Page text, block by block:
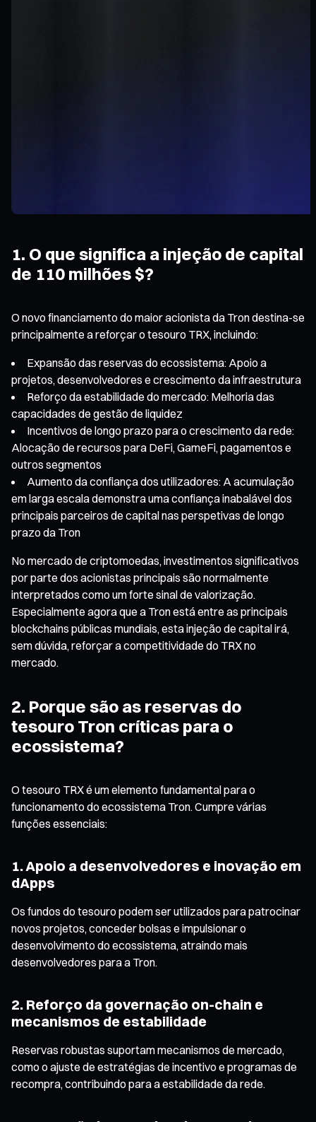
1. O que significa a injeção de capital
de 110 milhões $?
O novo financiamento do maior acionista da Tron destina-se
principalmente a reforçar o tesouro TRX, incluindo:
Expansão das reservas do ecossistema: Apoio a
projetos, desenvolvedores e crescimento da infraestrutura
Reforço da estabilidade do mercado: Melhoria das
capacidades de gestão de liquidez
Incentivos de longo prazo para o crescimento da rede:
Alocação de recursos para DeFi, GameFi, pagamentos e
outros segmentos
Aumento da confiança dos utilizadores: A acumulação
em larga escala demonstra uma confiança inabalável dos
principais parceiros de capital nas perspetivas de longo
prazo da Tron
No mercado de criptomoedas, investimentos significativos
por parte dos acionistas principais são normalmente
interpretados como um forte sinal de valorização.
Especialmente agora que a Tron está entre as principais
blockchains públicas mundiais, esta injeção de capital irá,
sem dúvida, reforçar a competitividade do TRX no
mercado.
2. Porque são as reservas do
tesouro Tron críticas para o
ecossistema?
O tesouro TRX é um elemento fundamental para o
funcionamento do ecossistema Tron. Cumpre várias
funções essenciais:
1. Apoio a desenvolvedores e inovação em
dApps
Os fundos do tesouro podem ser utilizados para patrocinar
novos projetos, conceder bolsas e impulsionar o
desenvolvimento do ecossistema, atraindo mais
desenvolvedores para a Tron.
2. Reforço da governação on-chain e
mecanismos de estabilidade
Reservas robustas suportam mecanismos de mercado,
como o ajuste de estratégias de incentivo e programas de
recompra, contribuindo para a estabilidade da rede.